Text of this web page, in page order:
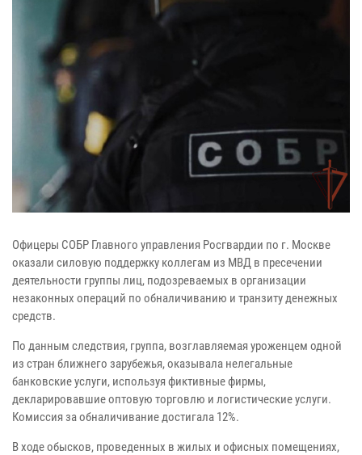
Офицеры СОБР Главного управления Росгвардии по г. Москве
оказали силовую поддержку коллегам из МВД в пресечении
деятельности группы лиц, подозреваемых в организации
незаконных операций по обналичиванию и транзиту денежных
средств.
По данным следствия, группа, возглавляемая уроженцем одной
из стран ближнего зарубежья, оказывала нелегальные
банковские услуги, используя фиктивные фирмы,
декларировавшие оптовую торговлю и логистические услуги.
Комиссия за обналичивание достигала 12%.
В ходе обысков, проведенных в жилых и офисных помещениях,